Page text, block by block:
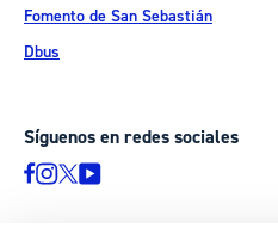
Fomento de San Sebastián
Dbus
Síguenos en redes sociales